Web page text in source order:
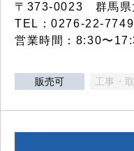
〒373-0023 群馬県
TEL：0276-22-7749
営業時間：8:30〜
販売可 工事・